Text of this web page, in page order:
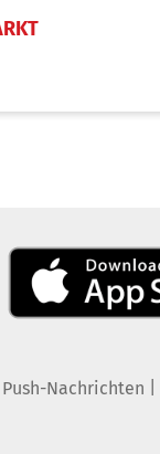
Push-Nachrichten